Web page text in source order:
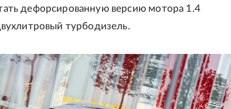
дефорсированную версию мотора 1.4
турбодизель.